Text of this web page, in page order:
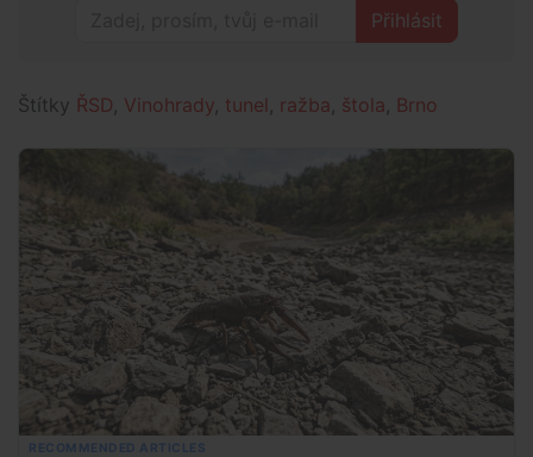
Přihlásit
Štítky ŘSD Vinohrady tunel ražba štola Brno